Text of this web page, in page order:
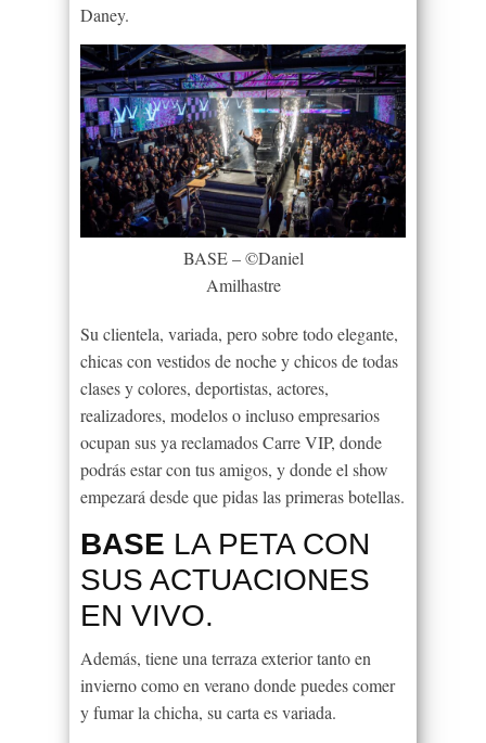
Daney.
BASE – ©Daniel
Amilhastre
Su clientela, variada, pero sobre todo elegante,
chicas con vestidos de noche y chicos de todas
clases y colores, deportistas, actores,
realizadores, modelos o incluso empresarios
ocupan sus ya reclamados Carre VIP, donde
podrás estar con tus amigos, y donde el show
empezará desde que pidas las primeras botellas.
BASE LA PETA CON
SUS ACTUACIONES
EN VIVO.
Además, tiene una terraza exterior tanto en
invierno como en verano donde puedes comer
y fumar la chicha, su carta es variada.